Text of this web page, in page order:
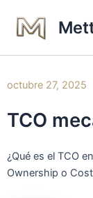
contenido
octubre 27, 2025
TCO
¿Qué es el TCO
Ownership o